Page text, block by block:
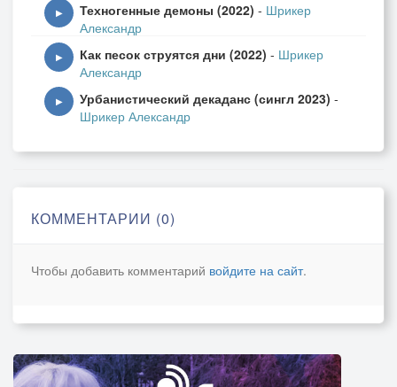
Соглашайся и кивай
ВсЁ вслепую потребляй
(А. Шрикер... 15.01.2025)
▶ Техногенные демоны (2022) - Шрикер
Александр
▶ Как песок струятся дни (2022) - Шрикер
Александр
▶ Урбанистический декаданс (сингл 2023) -
Шрикер Александр
КОММЕНТАРИИ (0)
Чтобы добавить комментарий войдите на сайт.